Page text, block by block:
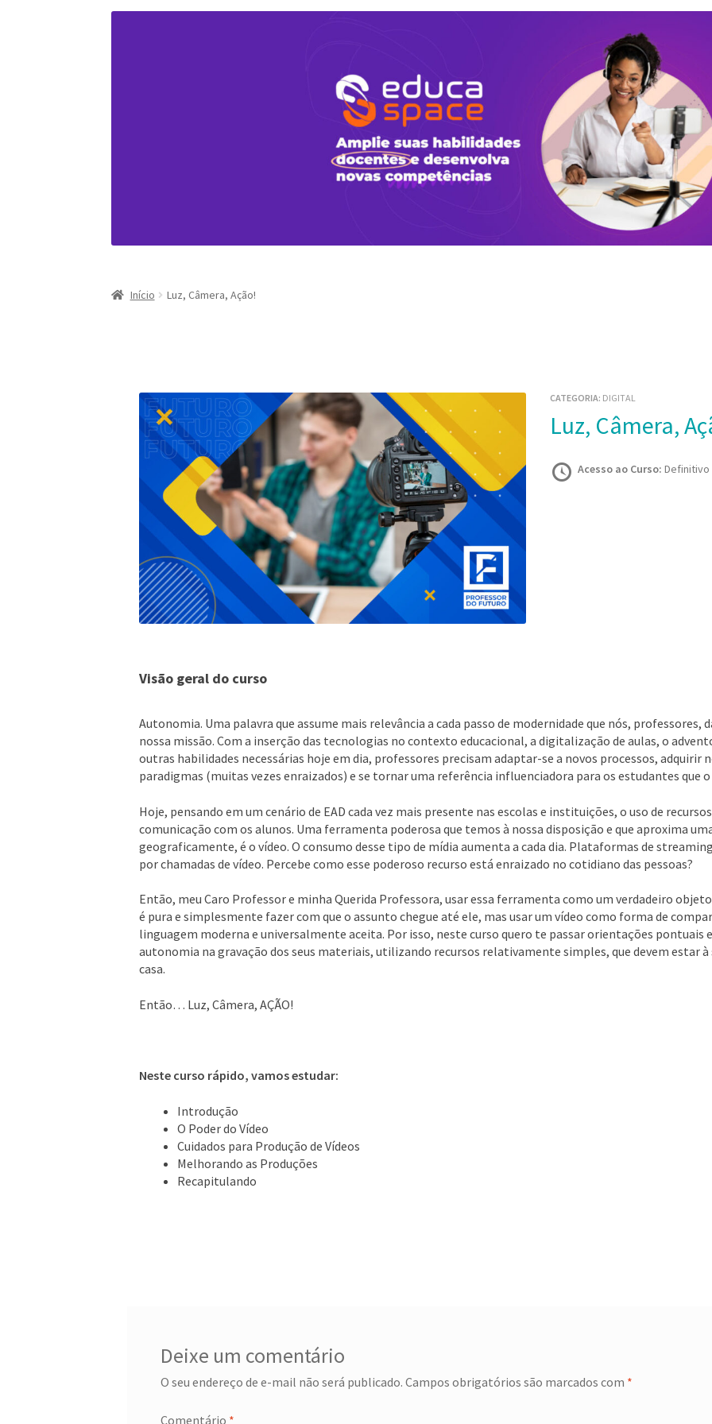
Início Luz, Câmera, Ação!
CATEGORIA: DIGITAL
Luz, Câmera,
Acesso ao Curso: Definitivo
Visão geral do curso
Autonomia. Uma palavra que assume mais relevância a cada passo de modernidade que nós,
nossa missão. Com a inserção das tecnologias no contexto educacional, a digitalização de aulas, o
outras habilidades necessárias hoje em dia, professores precisam adaptar-se a novos processos, adquirir
paradigmas (muitas vezes enraizados) e se tornar uma referência influenciadora para os estudantes que
Hoje, pensando em um cenário de EAD cada vez mais presente nas escolas e instituições, o uso de
comunicação com os alunos. Uma ferramenta poderosa que temos à nossa disposição e que aproxima
geograficamente, é o vídeo. O consumo desse tipo de mídia aumenta a cada dia. Plataformas de
por chamadas de vídeo. Percebe como esse poderoso recurso está enraizado no cotidiano das pessoas?
Então, meu Caro Professor e minha Querida Professora, usar essa ferramenta como um verdadeiro
é pura e simplesmente fazer com que o assunto chegue até ele, mas usar um vídeo como forma de
linguagem moderna e universalmente aceita. Por isso, neste curso quero te passar orientações pontuais
autonomia na gravação dos seus materiais, utilizando recursos relativamente simples, que devem estar
casa.
Então… Luz, Câmera, AÇÃO!
Neste curso rápido, vamos estudar:
Introdução
O Poder do Vídeo
Cuidados para Produção de Vídeos
Melhorando as Produções
Recapitulando
Deixe um comentário
O seu endereço de e-mail não será publicado. Campos obrigatórios são marcados com *
Comentário *